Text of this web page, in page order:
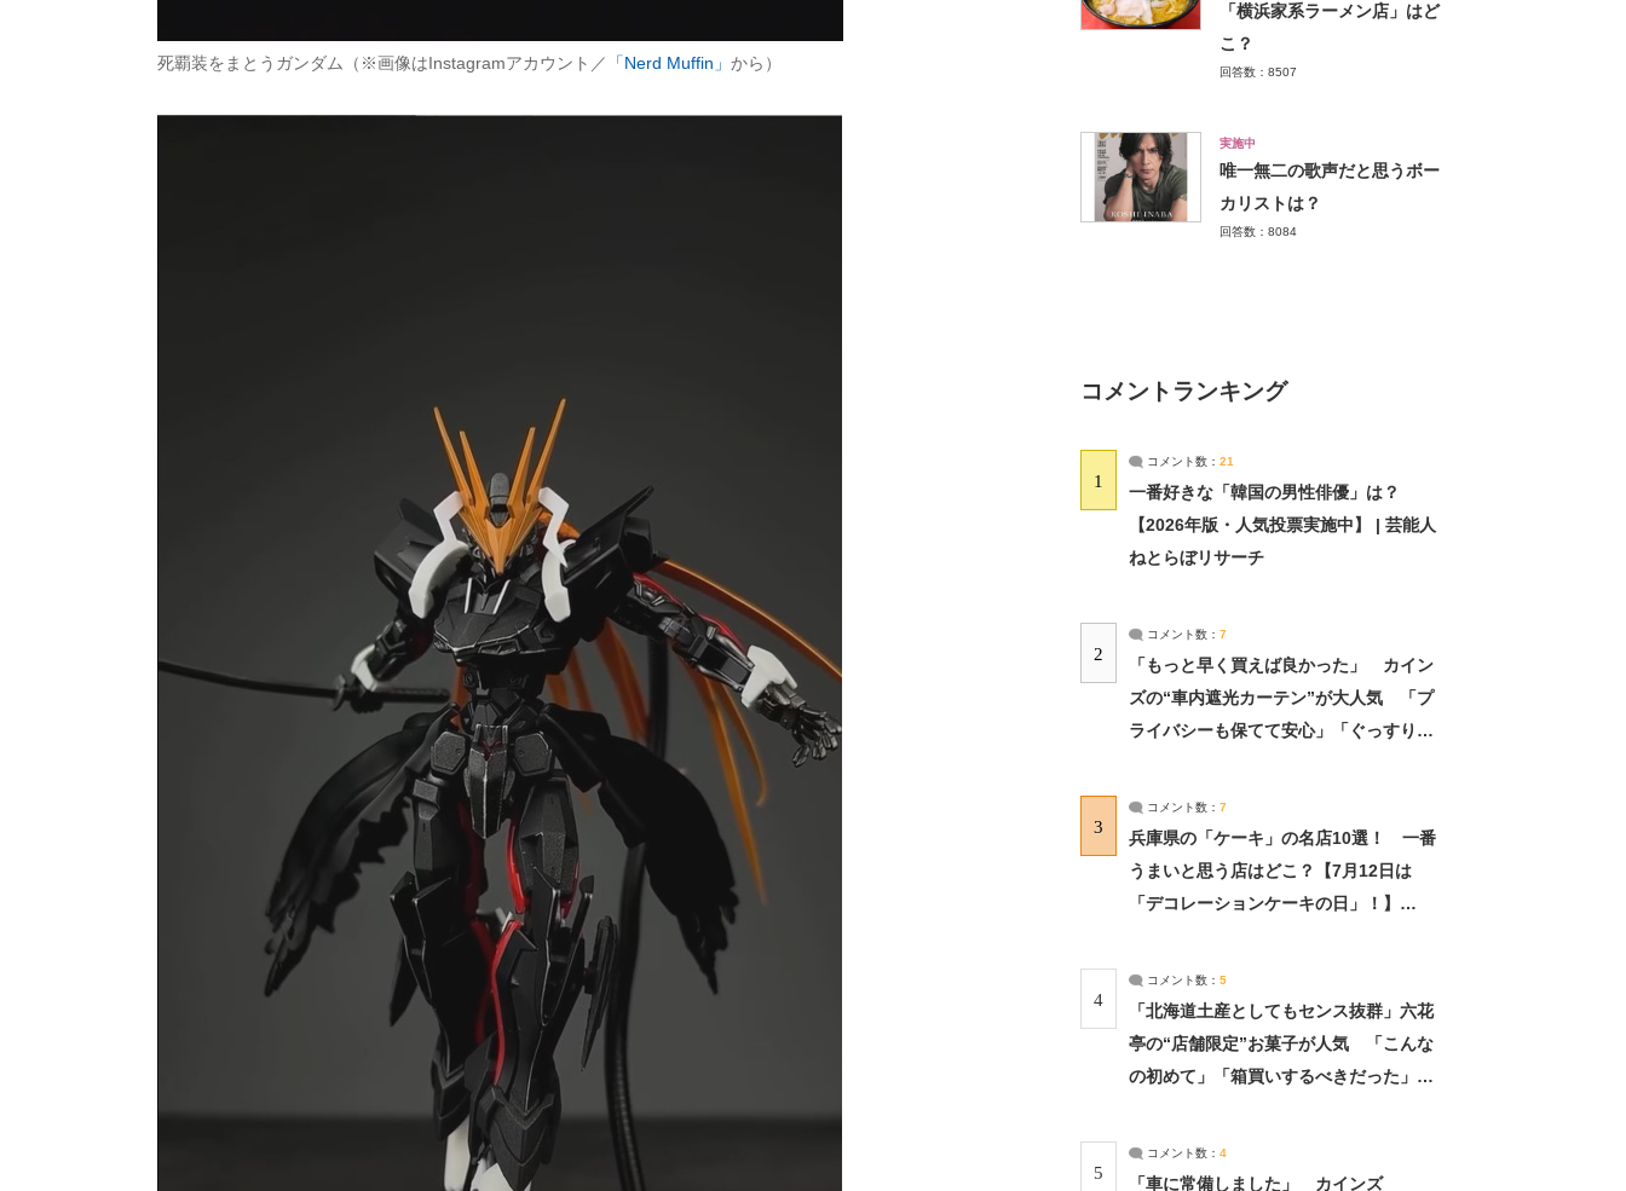
死覇装をまとうガンダム（※画像はInstagramアカウント／ 「Nerd Muffin」 から）
「横浜家系ラーメン店」はど
こ？
回答数：8507
実施中
唯一無二の歌声だと思うボー
カリストは？
回答数：8084
コメントランキング
1
コメント数： 21
一番好きな「韓国の男性俳優」は？
【2026年版・人気投票実施中】 | 芸能人
ねとらぼリサーチ
2
コメント数： 7
「もっと早く買えば良かった」 カイン
ズの“車内遮光カーテン”が大人気 「プ
ライバシーも保てて安心」「ぐっすり眠
3
コメント数： 7
兵庫県の「ケーキ」の名店10選！ 一番
うまいと思う店はどこ？【7月12日は
「デコレーションケーキの日」！】
4
コメント数： 5
「北海道土産としてもセンス抜群」六花
亭の“店舗限定”お菓子が人気 「こんな
の初めて」「箱買いするべきだった」
5
コメント数： 4
「車に常備しました」 カインズ